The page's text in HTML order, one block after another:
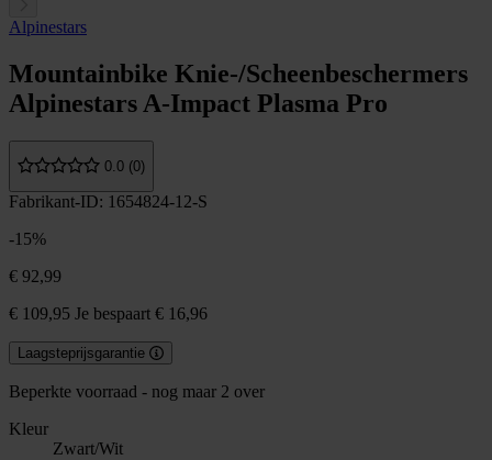
Alpinestars
Mountainbike Knie-/Scheenbeschermers
Alpinestars A-Impact Plasma Pro
0.0 (0)
Fabrikant-ID: 1654824-12-S
-15%
€ 92,99
€ 109,95 Je bespaart € 16,96
Laagsteprijsgarantie
Beperkte voorraad - nog maar 2 over
Kleur
Zwart/Wit